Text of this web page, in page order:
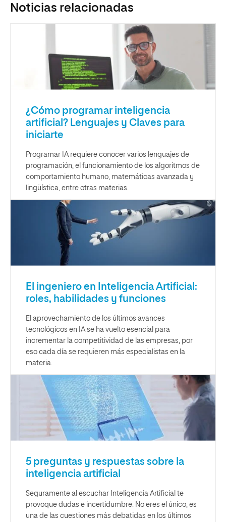
Noticias relacionadas
¿Cómo programar inteligencia
artificial? Lenguajes y Claves para
iniciarte
Programar IA requiere conocer varios lenguajes de
programación, el funcionamiento de los algoritmos de
comportamiento humano, matemáticas avanzada y
lingüística, entre otras materias.
El ingeniero en Inteligencia Artificial:
roles, habilidades y funciones
El aprovechamiento de los últimos avances
tecnológicos en IA se ha vuelto esencial para
incrementar la competitividad de las empresas, por
eso cada día se requieren más especialistas en la
materia.
5 preguntas y respuestas sobre la
inteligencia artificial
Seguramente al escuchar Inteligencia Artificial te
provoque dudas e incertidumbre. No eres el único, es
una de las cuestiones más debatidas en los últimos